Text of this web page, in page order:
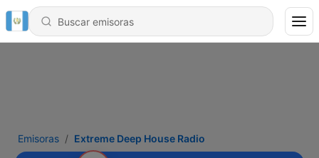
Emisoras Extreme Deep House Radio